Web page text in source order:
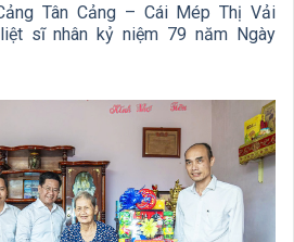
Tân Cảng – Cái Mép Thị Vải
sĩ nhân kỷ niệm 79 năm Ngày